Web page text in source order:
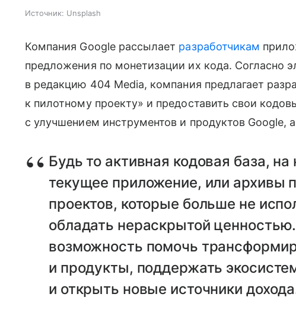
Источник: Unsplash
Компания Google рассылает разработчикам
предложения по монетизации их кода. Согласно
в редакцию 404 Media, компания предлагает
к пилотному проекту» и предоставить свои
с улучшением инструментов и продуктов Google,
Будь то активная кодовая база,
текущее приложение, или архивы
проектов, которые больше не
обладать нераскрытой
возможность помочь
и продукты, поддержать
и открыть новые источники